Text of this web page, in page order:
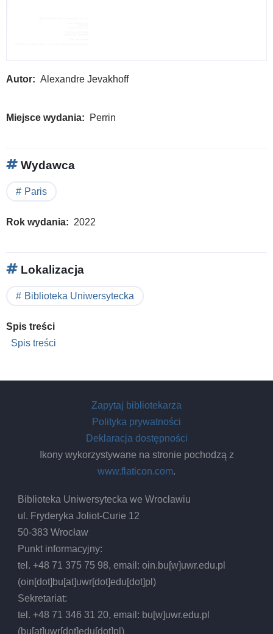
Autor Alexandre Jevakhoff
Miejsce wydania Perrin
Wydawca
Paris
Rok wydania 2022
Lokalizacja
Biblioteka Uniwersytecka
Spis treści
Spis treści
Zapytaj bibliotekarza
Polityka prywatności
Deklaracja dostępności
Ikony wykorzystywane na stronie pochodzą z
www.flaticon.com.
Biblioteka Uniwersytecka we Wrocławiu
ul. Fryderyka Joliot-Curie 12
50-383 Wrocław
Punkt informacyjny:
tel. +48 71 375 75 98, email:oin.bu[w]uwr.edu.pl
(oin[dot]bu[at]uwr[dot]edu[dot]pl)
Sekretariat:
tel. +48 71 346 31 20, email: bu[w]uwr.edu.pl
(bu[at]uwr[dot]edu[dot]pl)